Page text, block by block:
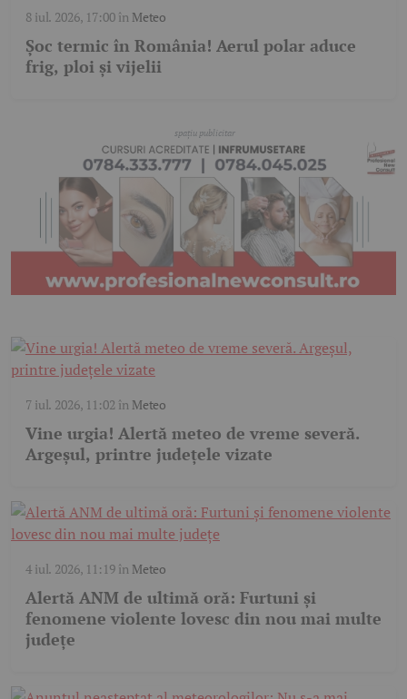
8 iul. 2026, 17:00în Meteo
Șoc termic în România! Aerul polar aduce
frig, ploi și vijelii
7 iul. 2026, 11:02 în Meteo
Vine urgia! Alertă meteo de vreme severă.
Argeșul, printre județele vizate
4 iul. 2026, 11:19în Meteo
Alertă ANM de ultimă oră: Furtuni și
fenomene violente lovesc din nou mai multe
județe